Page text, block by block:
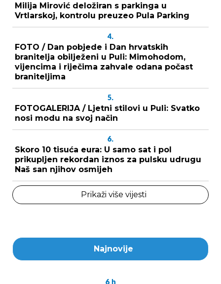
Milija Mirović deložiran s parkinga u
Vrtlarskoj, kontrolu preuzeo Pula Parking
4.
FOTO / Dan pobjede i Dan hrvatskih
branitelja obilježeni u Puli: Mimohodom,
vijencima i riječima zahvale odana počast
braniteljima
5.
FOTOGALERIJA / Ljetni stilovi u Puli: Svatko
nosi modu na svoj način
6.
Skoro 10 tisuća eura: U samo sat i pol
prikupljen rekordan iznos za pulsku udrugu
Naš san njihov osmijeh
Prikaži više vijesti
Najnovije